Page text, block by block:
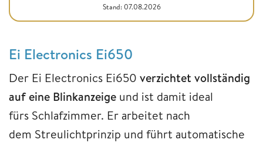
Stand: 07.08.2026
Ei Electronics Ei650
Der Ei Electronics Ei650 verzichtet vollständig
auf eine Blinkanzeige und ist damit ideal
fürs Schlafzimmer. Er arbeitet nach
dem Streulichtprinzip und führt automatische